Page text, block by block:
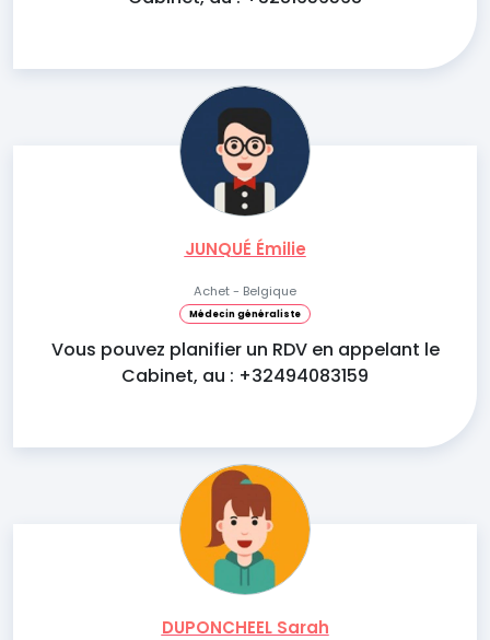
JUNQUÉ Émilie
Achet - Belgique
Médecin généraliste
Vous pouvez planifier un RDV en appelant le
Cabinet, au : +32494083159
DUPONCHEEL Sarah